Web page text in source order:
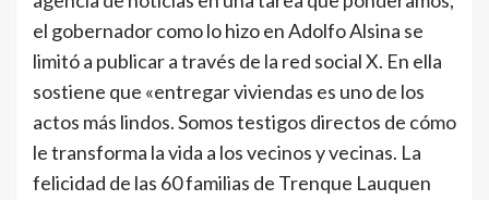
el gobernador como lo hizo en Adolfo Alsina se
limitó a publicar a través de la red social X. En ella
sostiene que «entregar viviendas es uno de los
actos más lindos. Somos testigos directos de cómo
le transforma la vida a los vecinos y vecinas. La
felicidad de las 60 familias de Trenque Lauquen